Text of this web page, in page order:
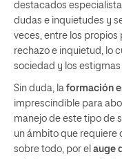
destacados
dudas e inquietudes y
veces, entre los propios
rechazo e inquietud, lo
sociedad y los
Sin duda, la formación
imprescindible para
manejo de este tipo de
un ámbito que requiere
sobre todo, por el auge